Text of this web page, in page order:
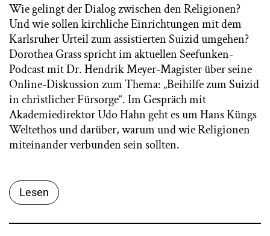
Wie gelingt der Dialog zwischen den Religionen?
Und wie sollen kirchliche Einrichtungen mit dem
Karlsruher Urteil zum assistierten Suizid umgehen?
Dorothea Grass spricht im aktuellen Seefunken-
Podcast mit Dr. Hendrik Meyer-Magister über seine
Online-Diskussion zum Thema: „Beihilfe zum Suizid
in christlicher Fürsorge“. Im Gespräch mit
Akademiedirektor Udo Hahn geht es um Hans Küngs
Weltethos und darüber, warum und wie Religionen
miteinander verbunden sein sollten.
Lesen